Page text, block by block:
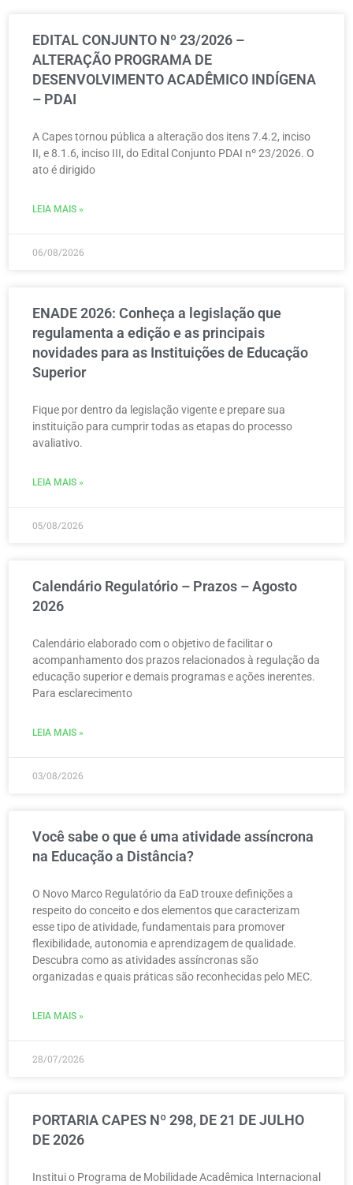
EDITAL CONJUNTO Nº 23/2026 –
ALTERAÇÃO PROGRAMA DE
DESENVOLVIMENTO ACADÊMICO INDÍGENA
– PDAI
A Capes tornou pública a alteração dos itens 7.4.2, inciso
II, e 8.1.6, inciso III, do Edital Conjunto PDAI nº 23/2026. O
ato é dirigido
LEIA MAIS »
06/08/2026
ENADE 2026: Conheça a legislação que
regulamenta a edição e as principais
novidades para as Instituições de Educação
Superior
Fique por dentro da legislação vigente e prepare sua
instituição para cumprir todas as etapas do processo
avaliativo.
LEIA MAIS »
05/08/2026
Calendário Regulatório – Prazos – Agosto
2026
Calendário elaborado com o objetivo de facilitar o
acompanhamento dos prazos relacionados à regulação da
educação superior e demais programas e ações inerentes.
Para esclarecimento
LEIA MAIS »
03/08/2026
Você sabe o que é uma atividade assíncrona
na Educação a Distância?
O Novo Marco Regulatório da EaD trouxe definições a
respeito do conceito e dos elementos que caracterizam
esse tipo de atividade, fundamentais para promover
flexibilidade, autonomia e aprendizagem de qualidade.
Descubra como as atividades assíncronas são
organizadas e quais práticas são reconhecidas pelo MEC.
LEIA MAIS »
28/07/2026
PORTARIA CAPES Nº 298, DE 21 DE JULHO
DE 2026
Institui o Programa de Mobilidade Acadêmica Internacional